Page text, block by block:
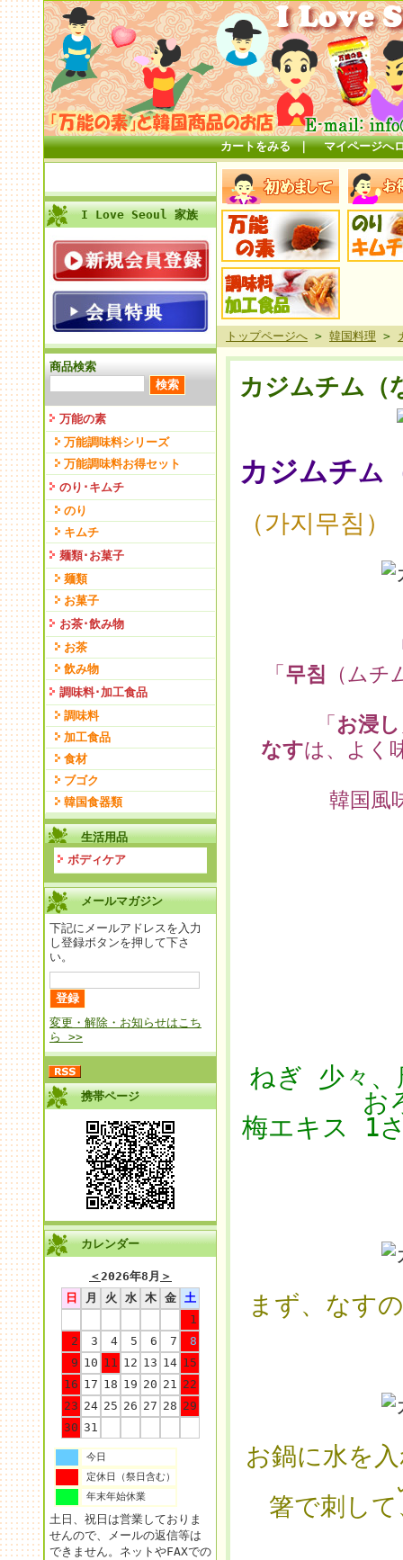
カートをみる｜ マイページへ
I Love Seoul 家族
商品検索
万能の素
万能調味料シリーズ
万能調味料お得セット
のり･キムチ
のり
キムチ
麺類･お菓子
麺類
お菓子
お茶･飲み物
お茶
飲み物
調味料･加工食品
調味料
加工食品
食材
ブゴク
韓国食器類
生活用品
ボディケア
メールマガジン
下記にメールアドレスを入力
し登録ボタンを押して下さ
い。
変更・解除・お知らせはこち
ら >>
携帯ページ
カレンダー
＜2026年8月 ＞
日
月 火 水 木 金
土
1
2
3 4 5 6 7
8
9 10 11 12 13 14 15
16 17 18 19 20 21 22
23 24 25 26 27 28 29
30 31
今日
定休日（祭日含む）
年末年始休業
土日、祝日は営業しておりま
せんので、メールの返信等は
できません。ネットやFAXでの
トップページへ > 韓国料理 >
カジムチム（
カジムチム
（가지무침）
「무침 （ム
「お浸し
なすは、よく
韓国風
ねぎ 少々、
お
梅エキス 1
まず、なす
お鍋に水を
箸で刺し